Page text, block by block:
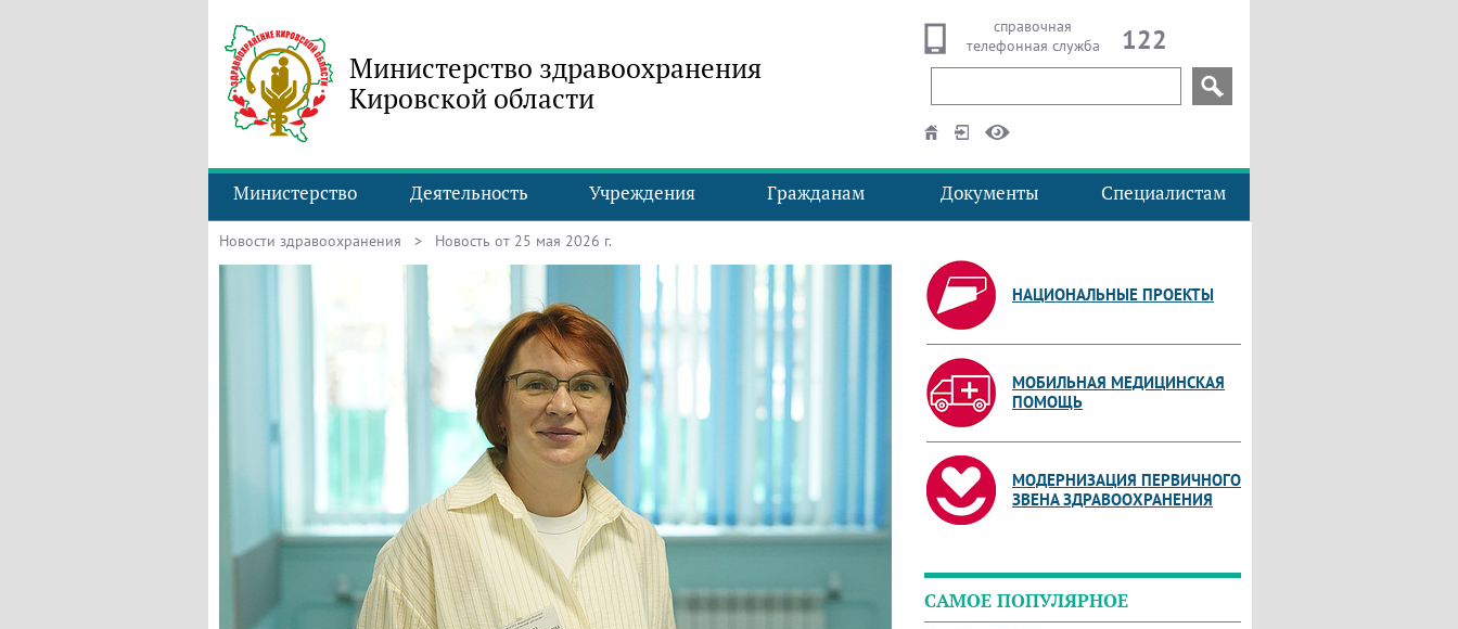
Министерство здравоохранения
Кировской области
справочная
телефонная служба
122
Министерство Деятельность Учреждения Гражданам Документы Специалистам
Новости здравоохранения > Новость от 25 мая 2026 г.
НАЦИОНАЛЬНЫЕ ПРОЕКТЫ
МОБИЛЬНАЯ МЕДИЦИНСКАЯ
ПОМОЩЬ
МОДЕРНИЗАЦИЯ ПЕРВИЧНОГО
ЗВЕНА ЗДРАВООХРАНЕНИЯ
САМОЕ ПОПУЛЯРНОЕ